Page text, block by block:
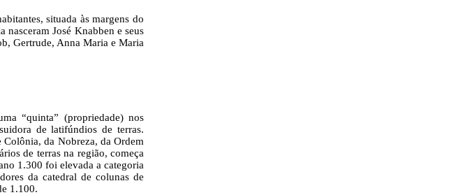
situada às margens do
José Knabben e seus
Gertrude, Anna Maria e Maria
“quinta” (propriedade) nos
de latifúndios de terras.
da Nobreza, da Ordem
de terras na região, começa
1.300 foi elevada a categoria
da catedral de colunas de
1.100.